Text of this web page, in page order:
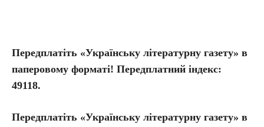
Передплатіть «Українську літературну газету» в
паперовому форматі! Передплатний індекс:
49118.
Передплатіть «Українську літературну газету» в